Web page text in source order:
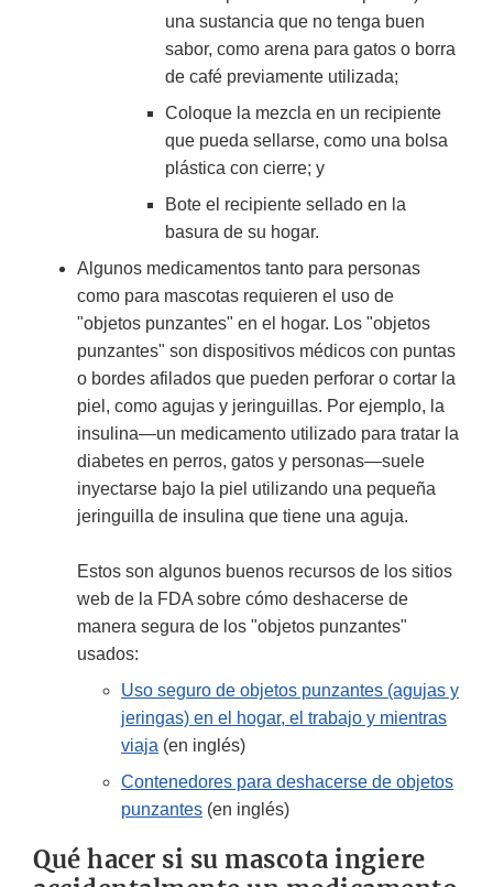
una sustancia que no tenga buen
sabor, como arena para gatos o borra
de café previamente utilizada;
Coloque la mezcla en un recipiente
que pueda sellarse, como una bolsa
plástica con cierre; y
Bote el recipiente sellado en la
basura de su hogar.
Algunos medicamentos tanto para personas
como para mascotas requieren el uso de
"objetos punzantes" en el hogar. Los "objetos
punzantes" son dispositivos médicos con puntas
o bordes afilados que pueden perforar o cortar la
piel, como agujas y jeringuillas. Por ejemplo, la
insulina—un medicamento utilizado para tratar la
diabetes en perros, gatos y personas—suele
inyectarse bajo la piel utilizando una pequeña
jeringuilla de insulina que tiene una aguja.
Estos son algunos buenos recursos de los sitios
web de la FDA sobre cómo deshacerse de
manera segura de los "objetos punzantes"
usados:
Uso seguro de objetos punzantes (agujas y
jeringas) en el hogar, el trabajo y mientras
viaja (en inglés)
Contenedores para deshacerse de objetos
punzantes (en inglés)
Qué hacer si su mascota ingiere